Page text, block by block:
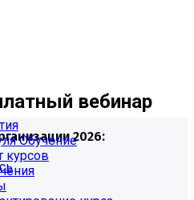
вебинар
2026:
Обучение
курсов